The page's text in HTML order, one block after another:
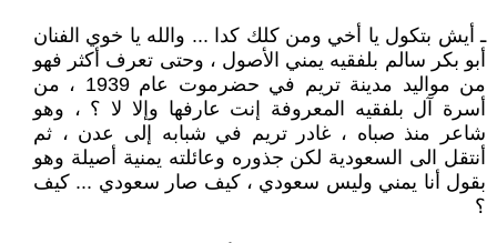
ـ أيش بتكول يا أخي ومن كلك كدا ... والله يا خوي الفنان
أبو بكر سالم بلفقيه يمني الأصول ، وحتى تعرف أكثر فهو
من مواليد مدينة تريم في حضرموت عام 1939 ، من
أسرة آل بلفقيه المعروفة إنت عارفها وإلا لا ؟ ، وهو
شاعر منذ صباه ، غادر تريم في شبابه إلى عدن ، ثم
أنتقل الى السعودية لكن جذوره وعائلته يمنية أصيلة وهو
بقول أنا يمني وليس سعودي ، كيف صار سعودي ... كيف
؟